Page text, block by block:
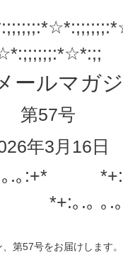
ールマガ
第57号
年3月16日
｡.｡:+* *+:
*+:｡.｡ ｡.｡
第57号をお届けします。